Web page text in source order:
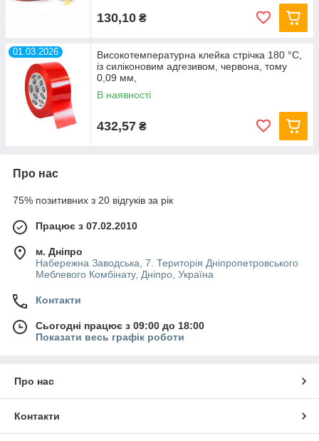
130,10 ₴
01.03.2026
Високотемпературна клейка стрічка 180 °C,
із силіконовим адгезивом, червона, тому
0,09 мм,
В наявності
432,57 ₴
Про нас
75% позитивних з 20 відгуків за рік
Працює з 07.02.2010
м. Дніпро
Набережна Заводська, 7. Територія Дніпропетровського
Меблевого Комбінату, Дніпро, Україна
Контакти
Сьогодні працює з 09:00 до 18:00
Показати весь графік роботи
Про нас
Контакти